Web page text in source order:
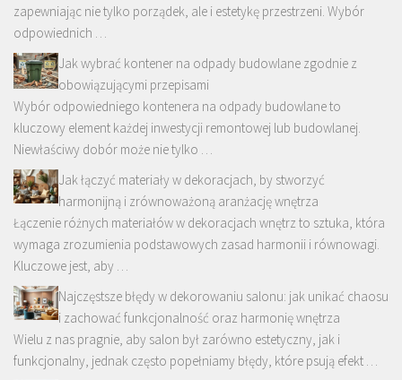
zapewniając nie tylko porządek, ale i estetykę przestrzeni. Wybór
odpowiednich …
Jak wybrać kontener na odpady budowlane zgodnie z
obowiązującymi przepisami
Wybór odpowiedniego kontenera na odpady budowlane to
kluczowy element każdej inwestycji remontowej lub budowlanej.
Niewłaściwy dobór może nie tylko …
Jak łączyć materiały w dekoracjach, by stworzyć
harmonijną i zrównoważoną aranżację wnętrza
Łączenie różnych materiałów w dekoracjach wnętrz to sztuka, która
wymaga zrozumienia podstawowych zasad harmonii i równowagi.
Kluczowe jest, aby …
Najczęstsze błędy w dekorowaniu salonu: jak unikać chaosu
i zachować funkcjonalność oraz harmonię wnętrza
Wielu z nas pragnie, aby salon był zarówno estetyczny, jak i
funkcjonalny, jednak często popełniamy błędy, które psują efekt …